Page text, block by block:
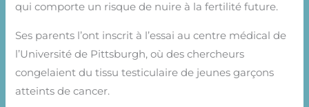
qui comporte un risque de nuire à la fertilité future.
Ses parents l’ont inscrit à l’essai au centre médical de
l’Université de Pittsburgh, où des chercheurs
congelaient du tissu testiculaire de jeunes garçons
atteints de cancer.